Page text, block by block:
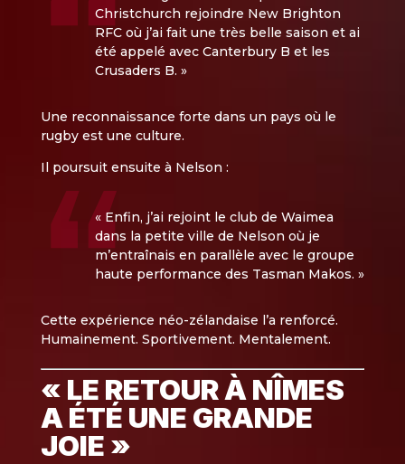
Christchurch rejoindre New Brighton
RFC où j’ai fait une très belle saison et ai
été appelé avec Canterbury B et les
Crusaders B. »
Une reconnaissance forte dans un pays où le
rugby est une culture.
Il poursuit ensuite à Nelson :
« Enfin, j’ai rejoint le club de Waimea
dans la petite ville de Nelson où je
m’entraînais en parallèle avec le groupe
haute performance des Tasman Makos. »
Cette expérience néo-zélandaise l’a renforcé.
Humainement. Sportivement. Mentalement.
« LE RETOUR À NÎMES
A ÉTÉ UNE GRANDE
JOIE »